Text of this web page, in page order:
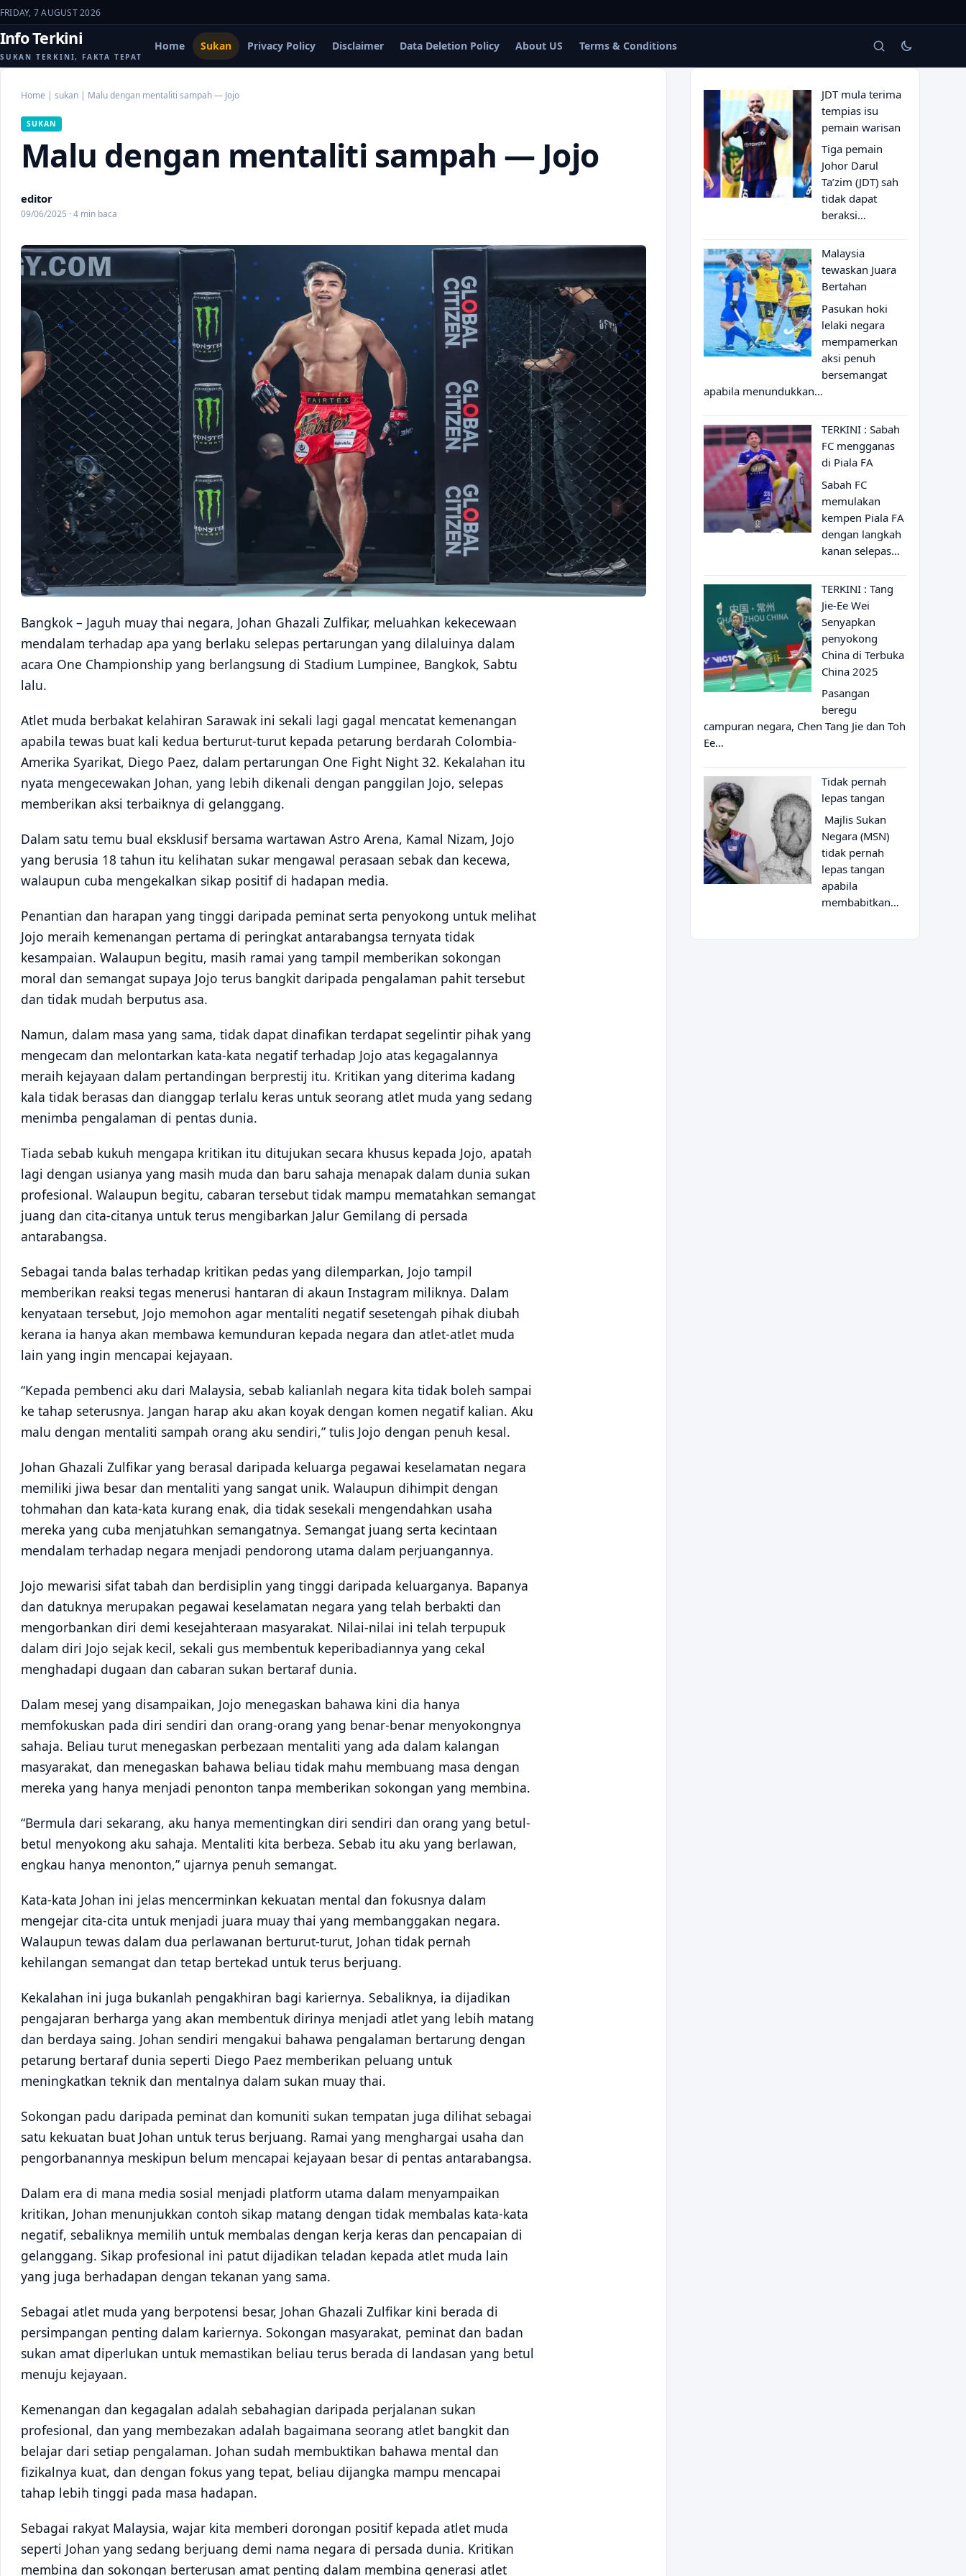
FRIDAY, 7 AUGUST 2026
Info Terkini
SUKAN TERKINI, FAKTA TEPAT
Home Sukan Privacy Policy Disclaimer Data Deletion Policy About US Terms & Conditions
Home | sukan | Malu dengan mentaliti sampah — Jojo
SUKAN
Malu dengan mentaliti sampah — Jojo
editor
09/06/2025 · 4 min baca
Bangkok – Jaguh muay thai negara, Johan Ghazali Zulfikar, meluahkan kekecewaan
mendalam terhadap apa yang berlaku selepas pertarungan yang dilaluinya dalam
acara One Championship yang berlangsung di Stadium Lumpinee, Bangkok, Sabtu
lalu.
Atlet muda berbakat kelahiran Sarawak ini sekali lagi gagal mencatat kemenangan
apabila tewas buat kali kedua berturut-turut kepada petarung berdarah Colombia-
Amerika Syarikat, Diego Paez, dalam pertarungan One Fight Night 32. Kekalahan itu
nyata mengecewakan Johan, yang lebih dikenali dengan panggilan Jojo, selepas
memberikan aksi terbaiknya di gelanggang.
Dalam satu temu bual eksklusif bersama wartawan Astro Arena, Kamal Nizam, Jojo
yang berusia 18 tahun itu kelihatan sukar mengawal perasaan sebak dan kecewa,
walaupun cuba mengekalkan sikap positif di hadapan media.
Penantian dan harapan yang tinggi daripada peminat serta penyokong untuk melihat
Jojo meraih kemenangan pertama di peringkat antarabangsa ternyata tidak
kesampaian. Walaupun begitu, masih ramai yang tampil memberikan sokongan
moral dan semangat supaya Jojo terus bangkit daripada pengalaman pahit tersebut
dan tidak mudah berputus asa.
Namun, dalam masa yang sama, tidak dapat dinafikan terdapat segelintir pihak yang
mengecam dan melontarkan kata-kata negatif terhadap Jojo atas kegagalannya
meraih kejayaan dalam pertandingan berprestij itu. Kritikan yang diterima kadang
kala tidak berasas dan dianggap terlalu keras untuk seorang atlet muda yang sedang
menimba pengalaman di pentas dunia.
Tiada sebab kukuh mengapa kritikan itu ditujukan secara khusus kepada Jojo, apatah
lagi dengan usianya yang masih muda dan baru sahaja menapak dalam dunia sukan
profesional. Walaupun begitu, cabaran tersebut tidak mampu mematahkan semangat
juang dan cita-citanya untuk terus mengibarkan Jalur Gemilang di persada
antarabangsa.
Sebagai tanda balas terhadap kritikan pedas yang dilemparkan, Jojo tampil
memberikan reaksi tegas menerusi hantaran di akaun Instagram miliknya. Dalam
kenyataan tersebut, Jojo memohon agar mentaliti negatif sesetengah pihak diubah
kerana ia hanya akan membawa kemunduran kepada negara dan atlet-atlet muda
lain yang ingin mencapai kejayaan.
“Kepada pembenci aku dari Malaysia, sebab kalianlah negara kita tidak boleh sampai
ke tahap seterusnya. Jangan harap aku akan koyak dengan komen negatif kalian. Aku
malu dengan mentaliti sampah orang aku sendiri,” tulis Jojo dengan penuh kesal.
Johan Ghazali Zulfikar yang berasal daripada keluarga pegawai keselamatan negara
memiliki jiwa besar dan mentaliti yang sangat unik. Walaupun dihimpit dengan
tohmahan dan kata-kata kurang enak, dia tidak sesekali mengendahkan usaha
mereka yang cuba menjatuhkan semangatnya. Semangat juang serta kecintaan
mendalam terhadap negara menjadi pendorong utama dalam perjuangannya.
Jojo mewarisi sifat tabah dan berdisiplin yang tinggi daripada keluarganya. Bapanya
dan datuknya merupakan pegawai keselamatan negara yang telah berbakti dan
mengorbankan diri demi kesejahteraan masyarakat. Nilai-nilai ini telah terpupuk
dalam diri Jojo sejak kecil, sekali gus membentuk keperibadiannya yang cekal
menghadapi dugaan dan cabaran sukan bertaraf dunia.
Dalam mesej yang disampaikan, Jojo menegaskan bahawa kini dia hanya
memfokuskan pada diri sendiri dan orang-orang yang benar-benar menyokongnya
sahaja. Beliau turut menegaskan perbezaan mentaliti yang ada dalam kalangan
masyarakat, dan menegaskan bahawa beliau tidak mahu membuang masa dengan
mereka yang hanya menjadi penonton tanpa memberikan sokongan yang membina.
“Bermula dari sekarang, aku hanya mementingkan diri sendiri dan orang yang betul-
betul menyokong aku sahaja. Mentaliti kita berbeza. Sebab itu aku yang berlawan,
engkau hanya menonton,” ujarnya penuh semangat.
Kata-kata Johan ini jelas mencerminkan kekuatan mental dan fokusnya dalam
mengejar cita-cita untuk menjadi juara muay thai yang membanggakan negara.
Walaupun tewas dalam dua perlawanan berturut-turut, Johan tidak pernah
kehilangan semangat dan tetap bertekad untuk terus berjuang.
Kekalahan ini juga bukanlah pengakhiran bagi kariernya. Sebaliknya, ia dijadikan
pengajaran berharga yang akan membentuk dirinya menjadi atlet yang lebih matang
dan berdaya saing. Johan sendiri mengakui bahawa pengalaman bertarung dengan
petarung bertaraf dunia seperti Diego Paez memberikan peluang untuk
meningkatkan teknik dan mentalnya dalam sukan muay thai.
Sokongan padu daripada peminat dan komuniti sukan tempatan juga dilihat sebagai
satu kekuatan buat Johan untuk terus berjuang. Ramai yang menghargai usaha dan
pengorbanannya meskipun belum mencapai kejayaan besar di pentas antarabangsa.
Dalam era di mana media sosial menjadi platform utama dalam menyampaikan
kritikan, Johan menunjukkan contoh sikap matang dengan tidak membalas kata-kata
negatif, sebaliknya memilih untuk membalas dengan kerja keras dan pencapaian di
gelanggang. Sikap profesional ini patut dijadikan teladan kepada atlet muda lain
yang juga berhadapan dengan tekanan yang sama.
Sebagai atlet muda yang berpotensi besar, Johan Ghazali Zulfikar kini berada di
persimpangan penting dalam kariernya. Sokongan masyarakat, peminat dan badan
sukan amat diperlukan untuk memastikan beliau terus berada di landasan yang betul
menuju kejayaan.
Kemenangan dan kegagalan adalah sebahagian daripada perjalanan sukan
profesional, dan yang membezakan adalah bagaimana seorang atlet bangkit dan
belajar dari setiap pengalaman. Johan sudah membuktikan bahawa mental dan
fizikalnya kuat, dan dengan fokus yang tepat, beliau dijangka mampu mencapai
tahap lebih tinggi pada masa hadapan.
Sebagai rakyat Malaysia, wajar kita memberi dorongan positif kepada atlet muda
seperti Johan yang sedang berjuang demi nama negara di persada dunia. Kritikan
membina dan sokongan berterusan amat penting dalam membina generasi atlet
JDT mula terima
tempias isu
pemain warisan
Tiga pemain
Johor Darul
Ta’zim (JDT) sah
tidak dapat
beraksi…
Malaysia
tewaskan Juara
Bertahan
Pasukan hoki
lelaki negara
mempamerkan
aksi penuh
bersemangat
apabila menundukkan…
TERKINI : Sabah
FC mengganas
di Piala FA
Sabah FC
memulakan
kempen Piala FA
dengan langkah
kanan selepas…
TERKINI : Tang
Jie-Ee Wei
Senyapkan
penyokong
China di Terbuka
China 2025
Pasangan
beregu
campuran negara, Chen Tang Jie dan Toh
Ee…
Tidak pernah
lepas tangan
Majlis Sukan
Negara (MSN)
tidak pernah
lepas tangan
apabila
membabitkan…